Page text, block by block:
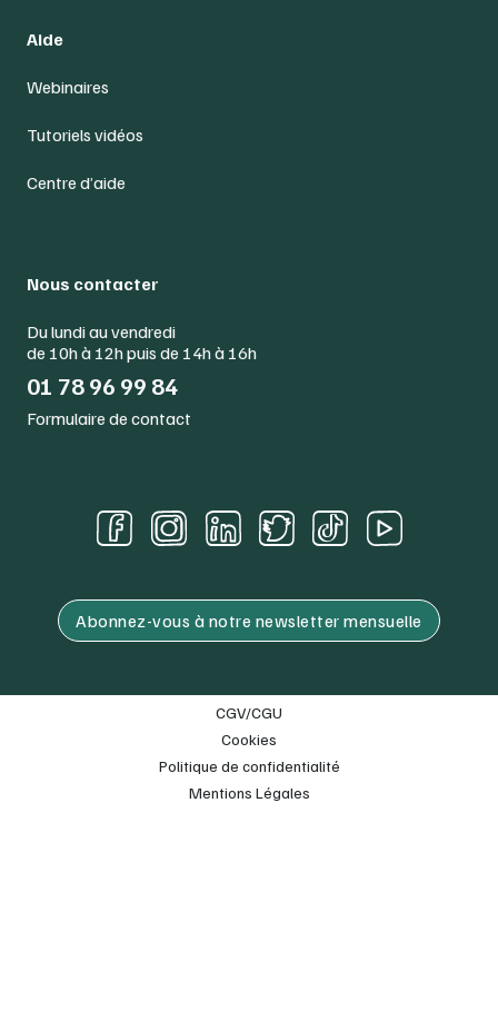
Aide
Webinaires
Tutoriels vidéos
Centre d’aide
Nous contacter
Du lundi au vendredi
de 10h à 12h puis de 14h à 16h
01 78 96 99 84
Formulaire de contact
Abonnez-vous à notre newsletter mensuelle
CGV/CGU
Cookies
Politique de confidentialité
Mentions Légales